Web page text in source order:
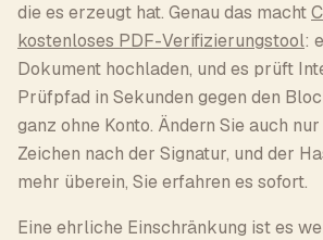
die es erzeugt hat. Genau das macht
kostenloses PDF-Verifizierungstool:
Dokument hochladen, und es prüft
Prüfpfad in Sekunden gegen den
ganz ohne Konto. Ändern Sie auch
Zeichen nach der Signatur, und der
mehr überein, Sie erfahren es sofort.
Eine ehrliche Einschränkung ist es